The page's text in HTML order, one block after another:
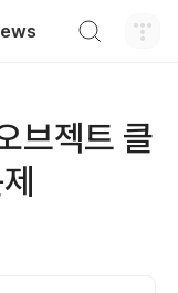
브젝트 클